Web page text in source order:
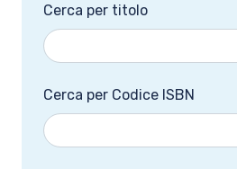
Cerca per titolo
Cerca per Codice ISBN